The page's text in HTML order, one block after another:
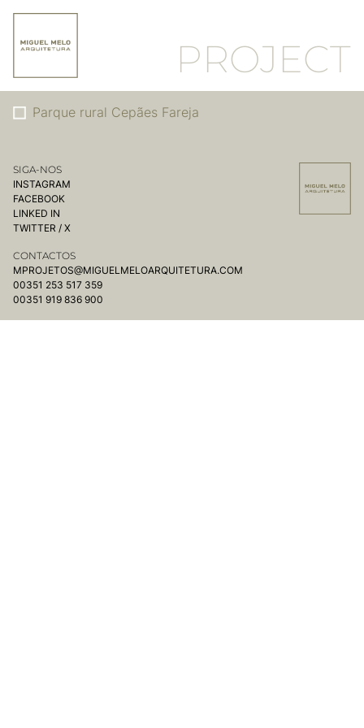
PROJECT
Parque rural Cepães Fareja
SIGA-NOS
INSTAGRAM
FACEBOOK
LINKED IN
TWITTER / X
CONTACTOS
MPROJETOS@MIGUELMELOARQUITETURA.COM
00351 253 517 359
00351 919 836 900